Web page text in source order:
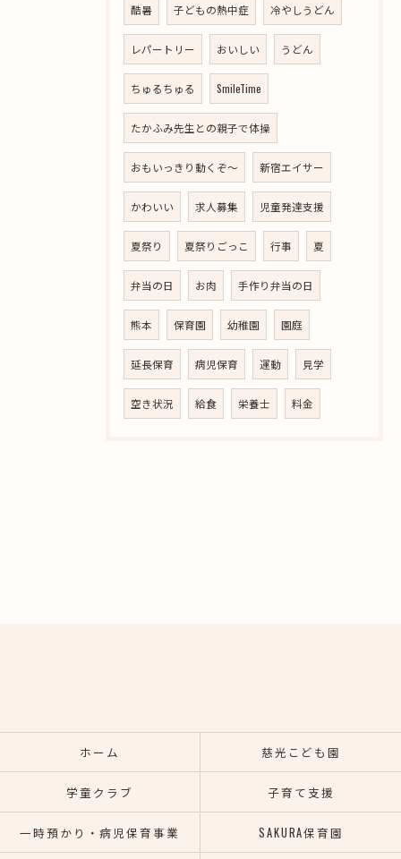
酷暑 子どもの熱中症 冷やしうどん
レパートリー おいしい うどん
ちゅるちゅる SmileTime
たかふみ先生との親子で体操
おもいっきり動くぞ～ 新宿エイサー
かわいい 求人募集 児童発達支援
夏祭り 夏祭りごっこ 行事 夏
弁当の日 お肉 手作り弁当の日
熊本 保育園 幼稚園 園庭
延長保育 病児保育 運動 見学
空き状況 給食 栄養士 料金
ホーム 慈光こども園
学童クラブ 子育て支援
一時預かり・病児保育事業 SAKURA保育園